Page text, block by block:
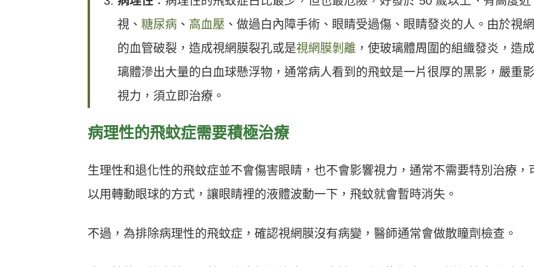
視、 糖尿病 、 高血壓 、做過白內障手術、眼睛受過傷、眼睛發炎的人。由於視
的血管破裂，造成視網膜裂孔或是視網膜剝離 ，使玻璃體周圍的組織發炎，造
璃體滲出大量的白血球懸浮物，通常病人看到的飛蚊是一片很厚的黑影，嚴重
視力，須立即治療。
病理性的飛蚊症需要積極治療
生理性和退化性的飛蚊症並不會傷害眼睛，也不會影響視力，通常不需要特別治療，
以用轉動眼球的方式，讓眼睛裡的液體波動一下，飛蚊就會暫時消失。
不過，為排除病理性的飛蚊症，確認視網膜沒有病變，醫師通常會做散瞳劑檢查。